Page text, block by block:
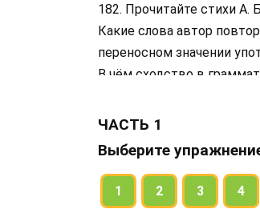
182. Прочитайте стихи А.
Какие слова автор
переносном значении
В чём сходство в
Укажите спряжение над
ЧАСТЬ 1
Выберите
1 2 3 4